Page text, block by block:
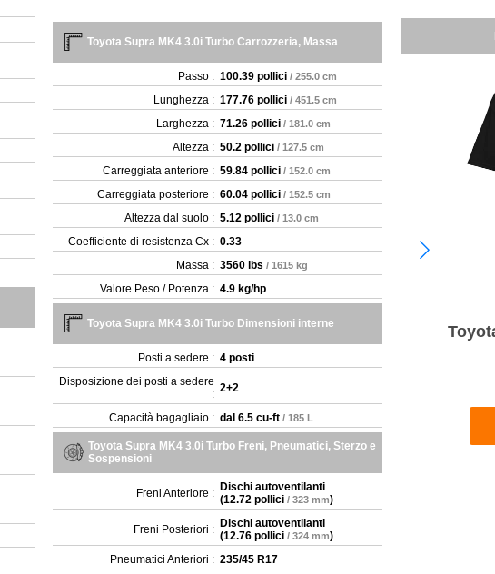
Toyota Supra MK4 3.0i Turbo Carrozzeria, Massa
Passo : 100.39 pollici / 255.0 cm
Lunghezza : 177.76 pollici / 451.5 cm
Larghezza : 71.26 pollici / 181.0 cm
Altezza : 50.2 pollici / 127.5 cm
Carreggiata anteriore : 59.84 pollici / 152.0 cm
Carreggiata posteriore : 60.04 pollici / 152.5 cm
Altezza dal suolo : 5.12 pollici / 13.0 cm
Coefficiente di resistenza Cx : 0.33
Massa : 3560 lbs / 1615 kg
Valore Peso / Potenza : 4.9 kg/hp
Toyota Supra MK4 3.0i Turbo Dimensioni interne
Posti a sedere : 4 posti
Disposizione dei posti a sedere
: 2+2
Capacità bagagliaio : dal6.5 cu-ft / 185 L
Toyota Supra MK4 3.0i Turbo Freni, Pneumatici, Sterzo e
Sospensioni
Freni Anteriore : Dischi autoventilanti
(12.72 pollici / 323 mm)
Freni Posteriori : Dischi autoventilanti
(12.76 pollici / 324 mm)
Pneumatici Anteriori : 235/45 R17